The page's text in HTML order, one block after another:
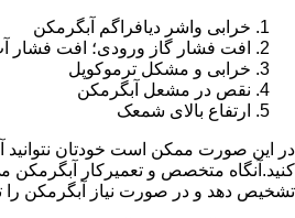
خرابی واشر دیافراگم آبگرمکن
افت فشار گاز ورودی؛ افت فشار
خرابی و مشکل ترموکوپل
نقص در مشعل آبگرمکن
ارتفاع بالای شمعک
در این صورت ممکن است خودتان نتوانید
کنید.آنگاه متخصص و تعمیرکار آبگرمکن
تشخیص دهد و در صورت نیاز آبگرمکن را